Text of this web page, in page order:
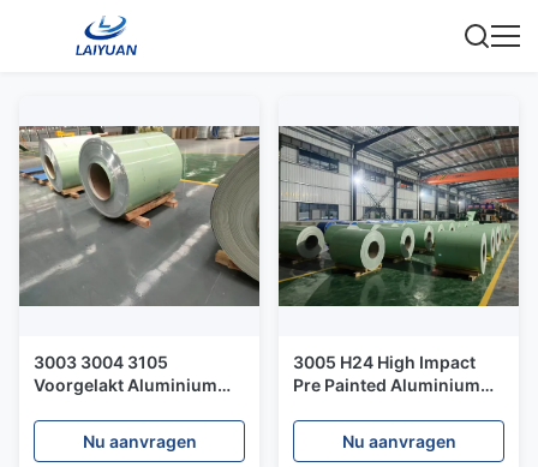
3003 3004 3105
Voorgelakt Aluminium
Nu aanvragen
3005 H24 High Impact
Pre Painted Aluminium
terrasdek
Nu aanvragen